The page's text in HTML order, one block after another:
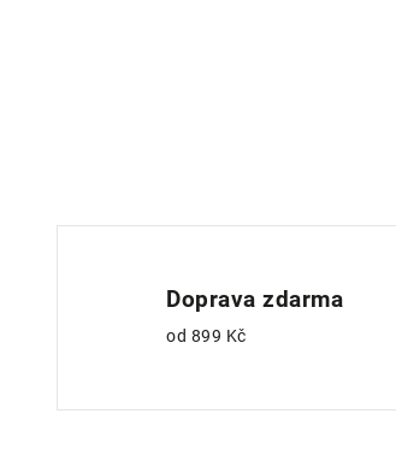
Doprava zdarma
od 899 Kč